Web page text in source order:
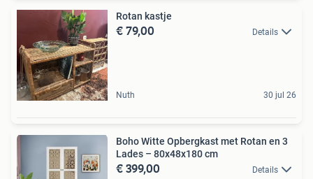
Rotan kastje
€ 79,00 Details
Nuth 30 jul 26
Boho Witte Opbergkast met Rotan en 3
Lades – 80x48x180 cm
€ 399,00 Details